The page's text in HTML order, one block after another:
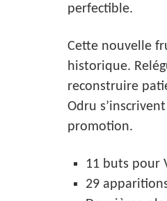
perfectible.
Cette nouvelle
historique.
reconstruire
Odru
promotion.
11 buts pour
29